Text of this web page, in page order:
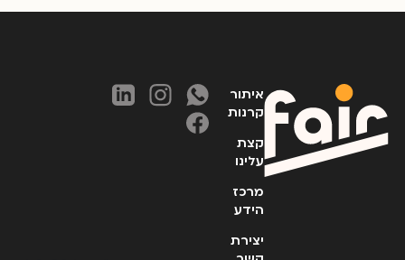
איתור
קרנות
קצת
עלינו
מרכז
הידע
יצירת